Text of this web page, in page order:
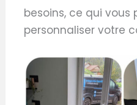
besoins, ce qui vous
personnaliser votre